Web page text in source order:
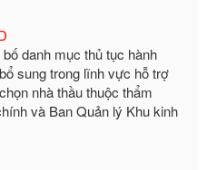
danh mục thủ tục hành
sung trong lĩnh vực hỗ trợ
nhà thầu thuộc thẩm
và Ban Quản lý Khu kinh
CP của Chính phủ: Quy